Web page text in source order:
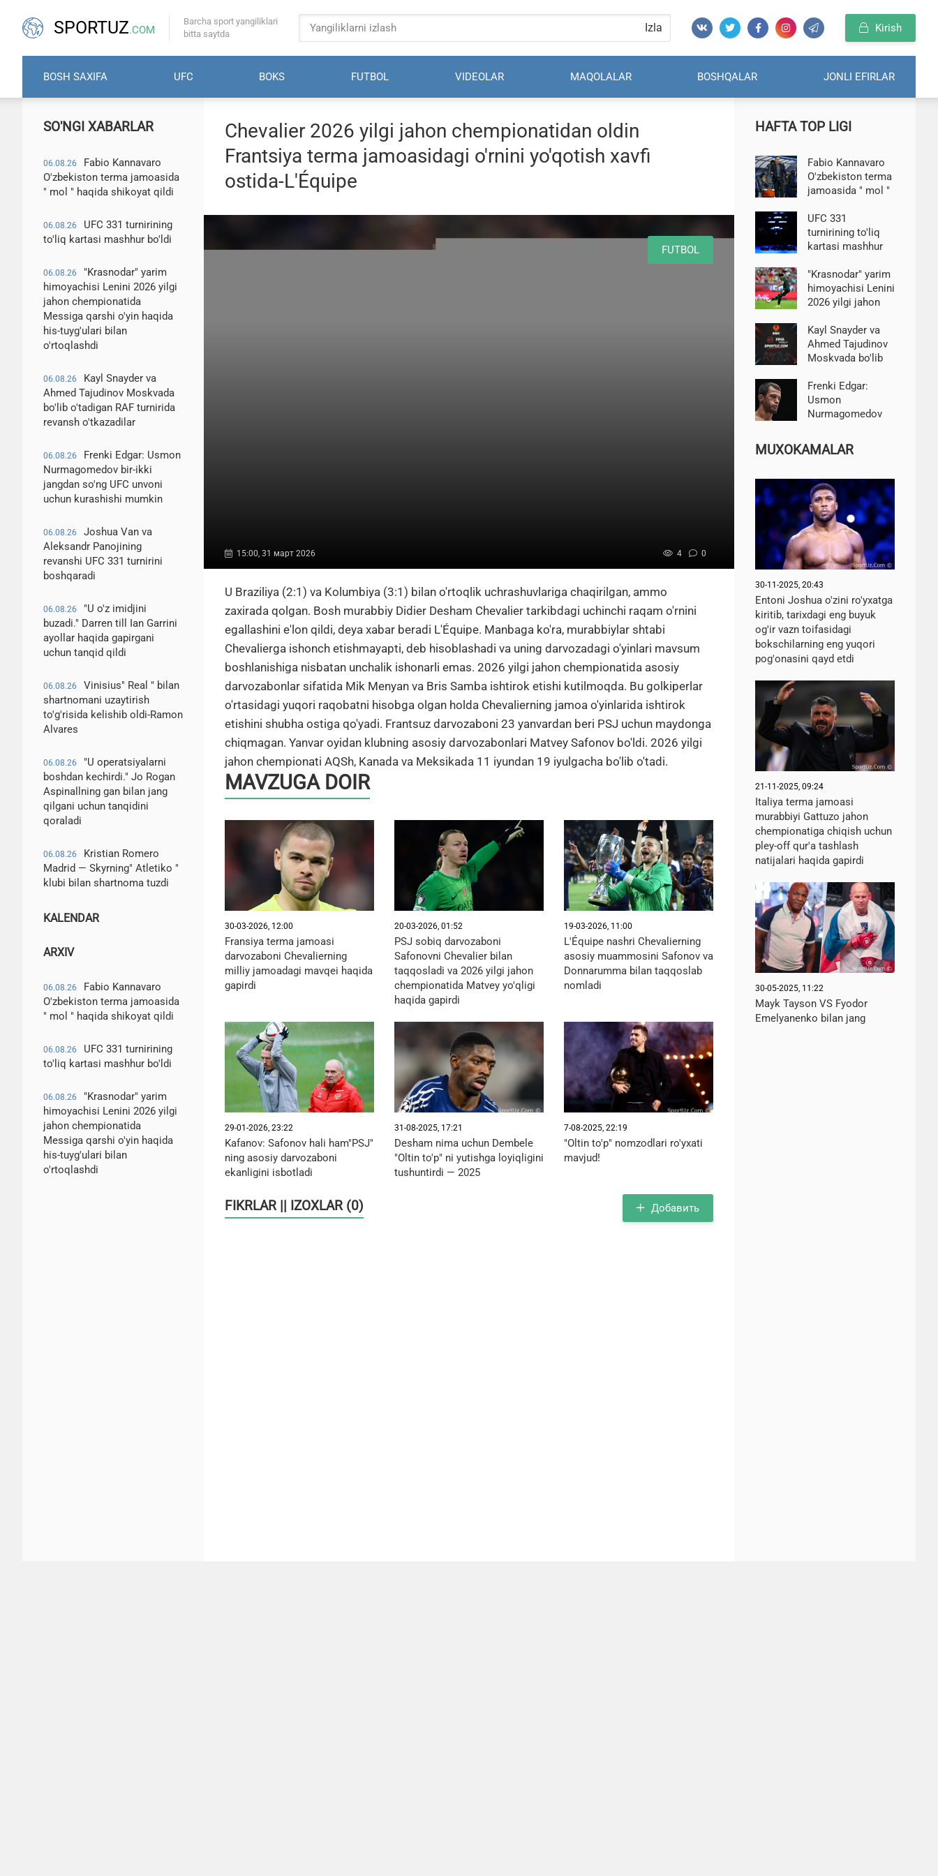
SPORTUZ.COM
Barcha sport yangiliklari
bitta saytda
Izla Kirish
BOSH SAXIFA UFC BOKS FUTBOL VIDEOLAR MAQOLALAR BOSHQALAR JONLI EFIRLAR
SO'NGI XABARLAR
06.08.26
Fabio Kannavaro
O'zbekiston terma jamoasida
" mol " haqida shikoyat qildi
06.08.26
UFC 331 turnirining
to'liq kartasi mashhur bo'ldi
06.08.26
"Krasnodar" yarim
himoyachisi Lenini 2026 yilgi
jahon chempionatida
Messiga qarshi o'yin haqida
his-tuyg'ulari bilan
o'rtoqlashdi
06.08.26
Kayl Snayder va
Ahmed Tajudinov Moskvada
bo'lib o'tadigan RAF turnirida
revansh o'tkazadilar
06.08.26
Frenki Edgar: Usmon
Nurmagomedov bir-ikki
jangdan so'ng UFC unvoni
uchun kurashishi mumkin
06.08.26
Joshua Van va
Aleksandr Panojining
revanshi UFC 331 turnirini
boshqaradi
06.08.26
"U o'z imidjini
buzadi." Darren till Ian Garrini
ayollar haqida gapirgani
uchun tanqid qildi
06.08.26
Vinisius" Real " bilan
shartnomani uzaytirish
to'g'risida kelishib oldi-Ramon
Alvares
06.08.26
"U operatsiyalarni
boshdan kechirdi." Jo Rogan
Aspinallning gan bilan jang
qilgani uchun tanqidini
qoraladi
06.08.26
Kristian Romero
Madrid — Skyrning" Atletiko "
klubi bilan shartnoma tuzdi
KALENDAR
ARXIV
06.08.26
Fabio Kannavaro
O'zbekiston terma jamoasida
" mol " haqida shikoyat qildi
06.08.26
UFC 331 turnirining
to'liq kartasi mashhur bo'ldi
06.08.26
"Krasnodar" yarim
himoyachisi Lenini 2026 yilgi
jahon chempionatida
Messiga qarshi o'yin haqida
his-tuyg'ulari bilan
o'rtoqlashdi
Chevalier 2026 yilgi jahon chempionatidan oldin
Frantsiya terma jamoasidagi o'rnini yo'qotish xavfi
ostida-L'Équipe
FUTBOL
15:00, 31 март 2026 4 0
U Braziliya (2:1) va Kolumbiya (3:1) bilan o'rtoqlik uchrashuvlariga chaqirilgan, ammo
zaxirada qolgan. Bosh murabbiy Didier Desham Chevalier tarkibdagi uchinchi raqam o'rnini
egallashini e'lon qildi, deya xabar beradi L'Équipe. Manbaga ko'ra, murabbiylar shtabi
Chevalierga ishonch etishmayapti, deb hisoblashadi va uning darvozadagi o'yinlari mavsum
boshlanishiga nisbatan unchalik ishonarli emas. 2026 yilgi jahon chempionatida asosiy
darvozabonlar sifatida Mik Menyan va Bris Samba ishtirok etishi kutilmoqda. Bu golkiperlar
o'rtasidagi yuqori raqobatni hisobga olgan holda Chevalierning jamoa o'yinlarida ishtirok
etishini shubha ostiga qo'yadi. Frantsuz darvozaboni 23 yanvardan beri PSJ uchun maydonga
chiqmagan. Yanvar oyidan klubning asosiy darvozabonlari Matvey Safonov bo'ldi. 2026 yilgi
jahon chempionati AQSh, Kanada va Meksikada 11 iyundan 19 iyulgacha bo'lib o'tadi.
MAVZUGA DOIR
30-03-2026, 12:00
Fransiya terma jamoasi
darvozaboni Chevalierning
milliy jamoadagi mavqei haqida
gapirdi
20-03-2026, 01:52
PSJ sobiq darvozaboni
Safonovni Chevalier bilan
taqqosladi va 2026 yilgi jahon
chempionatida Matvey yo'qligi
haqida gapirdi
19-03-2026, 11:00
L'Équipe nashri Chevalierning
asosiy muammosini Safonov va
Donnarumma bilan taqqoslab
nomladi
29-01-2026, 23:22
Kafanov: Safonov hali ham"PSJ"
ning asosiy darvozaboni
ekanligini isbotladi
31-08-2025, 17:21
Desham nima uchun Dembele
"Oltin to'p" ni yutishga loyiqligini
tushuntirdi — 2025
7-08-2025, 22:19
"Oltin to'p" nomzodlari ro'yxati
mavjud!
FIKRLAR || IZOXLAR (0) Добавить
HAFTA TOP LIGI
Fabio Kannavaro
O'zbekiston terma
jamoasida " mol "
qildi
UFC 331
turnirining to'liq
kartasi mashhur
"Krasnodar" yarim
himoyachisi Lenini
2026 yilgi jahon
Messiga qarshi
o'yin haqida his-
tuyg'ulari bilan
Kayl Snayder va
Ahmed Tajudinov
Moskvada bo'lib
turnirida revansh
o'tkazadilar
Frenki Edgar:
Usmon
Nurmagomedov
so'ng UFC unvoni
uchun kurashishi
MUXOKAMALAR
30-11-2025, 20:43
Entoni Joshua o'zini ro'yxatga
kiritib, tarixdagi eng buyuk
og'ir vazn toifasidagi
bokschilarning eng yuqori
pog'onasini qayd etdi
21-11-2025, 09:24
Italiya terma jamoasi
murabbiyi Gattuzo jahon
chempionatiga chiqish uchun
pley-off qur'a tashlash
natijalari haqida gapirdi
30-05-2025, 11:22
Mayk Tayson VS Fyodor
Emelyanenko bilan jang